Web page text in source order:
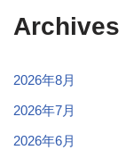
Archives
2026年8月
2026年7月
2026年6月